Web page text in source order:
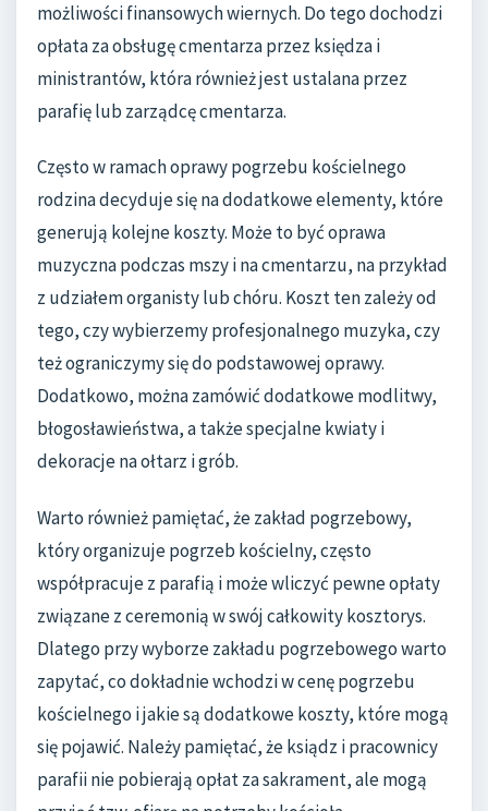
możliwości finansowych wiernych. Do tego dochodzi
opłata za obsługę cmentarza przez księdza i
ministrantów, która również jest ustalana przez
parafię lub zarządcę cmentarza.
Często w ramach oprawy pogrzebu kościelnego
rodzina decyduje się na dodatkowe elementy, które
generują kolejne koszty. Może to być oprawa
muzyczna podczas mszy i na cmentarzu, na przykład
z udziałem organisty lub chóru. Koszt ten zależy od
tego, czy wybierzemy profesjonalnego muzyka, czy
też ograniczymy się do podstawowej oprawy.
Dodatkowo, można zamówić dodatkowe modlitwy,
błogosławieństwa, a także specjalne kwiaty i
dekoracje na ołtarz i grób.
Warto również pamiętać, że zakład pogrzebowy,
który organizuje pogrzeb kościelny, często
współpracuje z parafią i może wliczyć pewne opłaty
związane z ceremonią w swój całkowity kosztorys.
Dlatego przy wyborze zakładu pogrzebowego warto
zapytać, co dokładnie wchodzi w cenę pogrzebu
kościelnego i jakie są dodatkowe koszty, które mogą
się pojawić. Należy pamiętać, że ksiądz i pracownicy
parafii nie pobierają opłat za sakrament, ale mogą